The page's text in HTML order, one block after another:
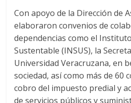
Con apoyo de la Dirección de
elaboraron convenios de
dependencias como el
Sustentable (INSUS), la
Universidad Veracruzana, en
sociedad, así como más de 60
cobro del impuesto predial y
de servicios públicos y